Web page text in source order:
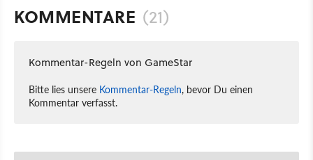
KOMMENTARE (21)
Kommentar-Regeln von GameStar
Bitte lies unsere Kommentar-Regeln, bevor Du einen
Kommentar verfasst.